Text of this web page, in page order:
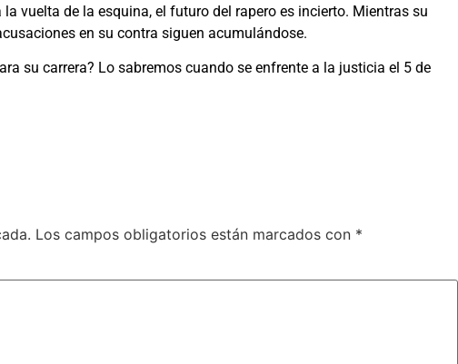
vuelta de la esquina, el futuro del rapero es incierto. Mientras su
en su contra siguen acumulándose.
su carrera? Lo sabremos cuando se enfrente a la justicia el 5 de
Los campos obligatorios están marcados con *